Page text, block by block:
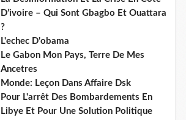
D’ivoire – Qui Sont Gbagbo Et Ouattara
?
L'echec D'obama
Le Gabon Mon Pays, Terre De Mes
Ancetres
Monde: Leçon Dans Affaire Dsk
Pour L'arrêt Des Bombardements En
Libye Et Pour Une Solution Politique